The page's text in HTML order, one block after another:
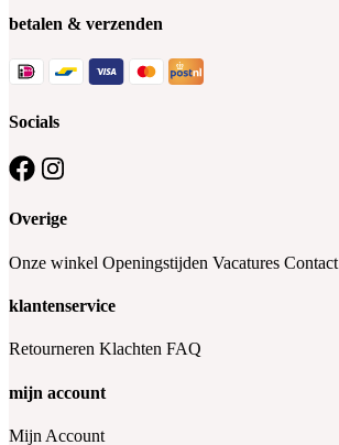
betalen & verzenden
Socials
Overige
Onze winkel Openingstijden Vacatures Contact
klantenservice
Retourneren Klachten FAQ
mijn account
Mijn Account